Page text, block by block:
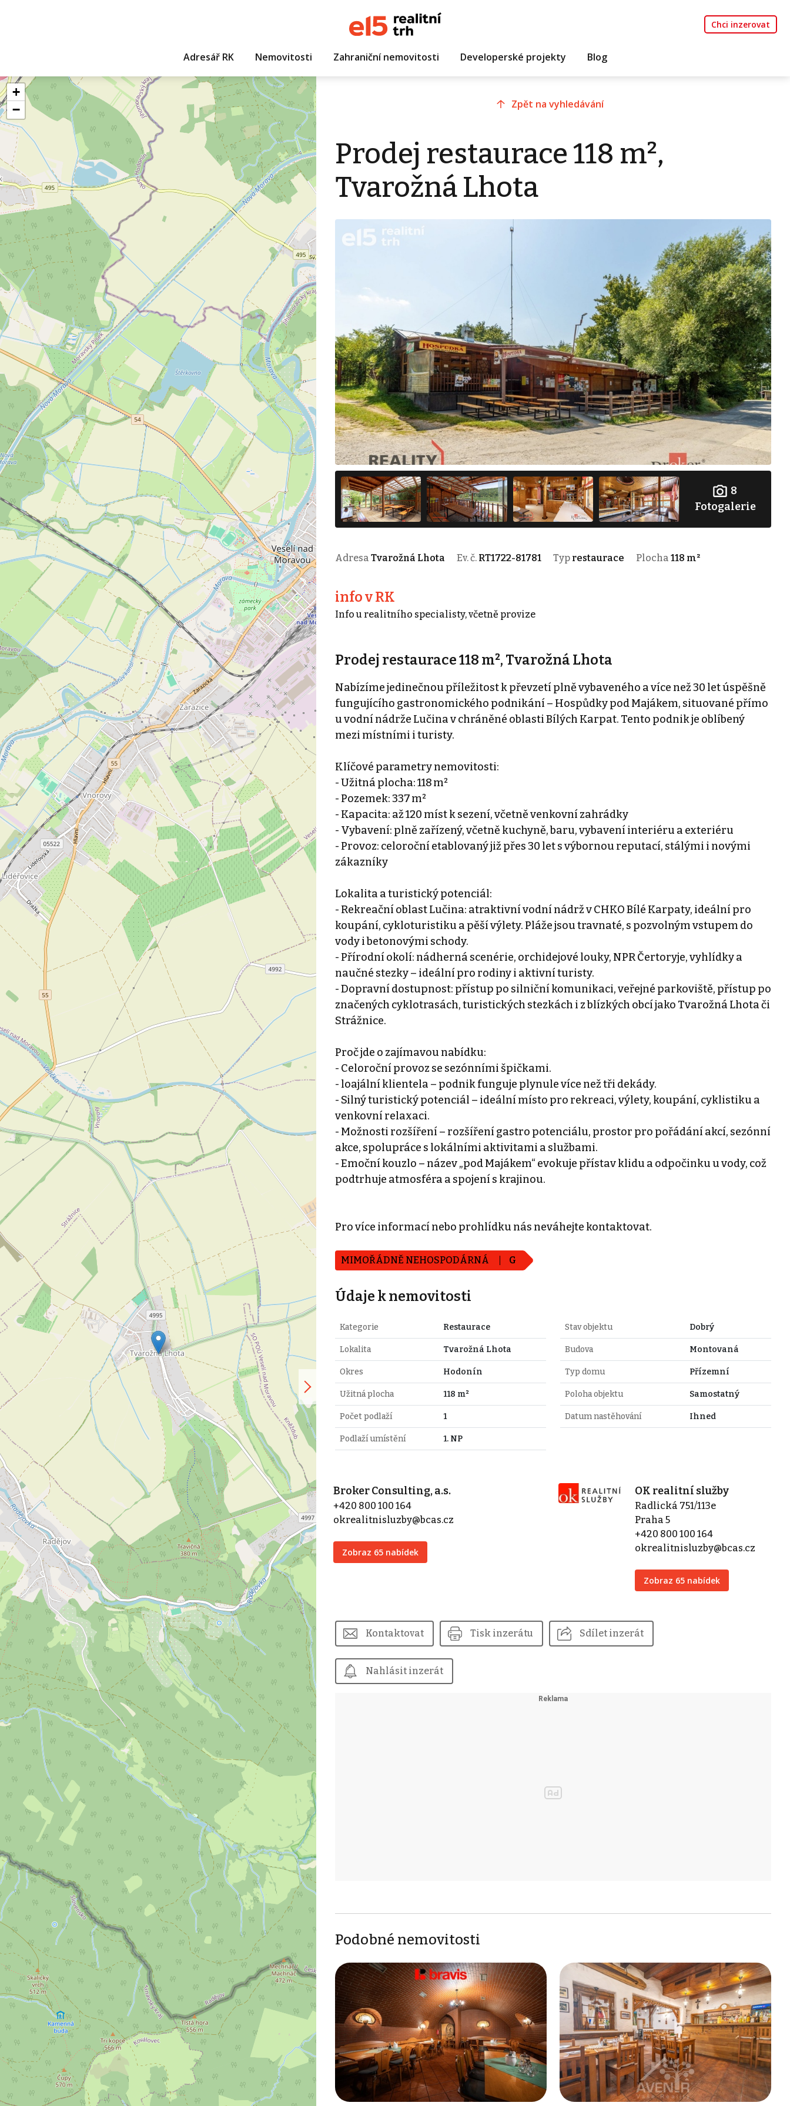
Chci inzerovat
Adresář RK Nemovitosti Zahraniční nemovitosti Developerské projekty Blog
+
−
Zpět na vyhledávání
Prodej restaurace 118 m²,
Tvarožná Lhota
8
Fotogalerie
Adresa Tvarožná Lhota Ev. č. RT1722-81781 Typ restaurace Plocha 118 m²
info v RK
Info u realitního specialisty, včetně provize
Prodej restaurace 118 m², Tvarožná Lhota
Nabízíme jedinečnou příležitost k převzetí plně vybaveného a více než 30 let úspěšně
fungujícího gastronomického podnikání – Hospůdky pod Majákem, situované přímo
u vodní nádrže Lučina v chráněné oblasti Bílých Karpat. Tento podnik je oblíbený
mezi místními i turisty.
Klíčové parametry nemovitosti:
- Užitná plocha: 118 m²
- Pozemek: 337 m²
- Kapacita: až 120 míst k sezení, včetně venkovní zahrádky
- Vybavení: plně zařízený, včetně kuchyně, baru, vybavení interiéru a exteriéru
- Provoz: celoroční etablovaný již přes 30 let s výbornou reputací, stálými i novými
zákazníky
Lokalita a turistický potenciál:
- Rekreační oblast Lučina: atraktivní vodní nádrž v CHKO Bílé Karpaty, ideální pro
koupání, cykloturistiku a pěší výlety. Pláže jsou travnaté, s pozvolným vstupem do
vody i betonovými schody.
- Přírodní okolí: nádherná scenérie, orchidejové louky, NPR Čertoryje, vyhlídky a
naučné stezky – ideální pro rodiny i aktivní turisty.
- Dopravní dostupnost: přístup po silniční komunikaci, veřejné parkoviště, přístup po
značených cyklotrasách, turistických stezkách i z blízkých obcí jako Tvarožná Lhota či
Strážnice.
Proč jde o zajímavou nabídku:
- Celoroční provoz se sezónními špičkami.
- loajální klientela – podnik funguje plynule více než tři dekády.
- Silný turistický potenciál – ideální místo pro rekreaci, výlety, koupání, cyklistiku a
venkovní relaxaci.
- Možnosti rozšíření – rozšíření gastro potenciálu, prostor pro pořádání akcí, sezónní
akce, spolupráce s lokálními aktivitami a službami.
- Emoční kouzlo – název „pod Majákem“ evokuje přístav klidu a odpočinku u vody, což
podtrhuje atmosféra a spojení s krajinou.
Pro více informací nebo prohlídku nás neváhejte kontaktovat.
MIMOŘÁDNĚ NEHOSPODÁRNÁ G
Údaje k nemovitosti
Kategorie Restaurace
Lokalita Tvarožná Lhota
Okres Hodonín
Užitná plocha 118 m²
Počet podlaží 1
Podlaží umístění 1. NP
Stav objektu Dobrý
Budova Montovaná
Typ domu Přízemní
Poloha objektu Samostatný
Datum nastěhování Ihned
Broker Consulting, a.s.
+420 800 100 164
okrealitnisluzby@bcas.cz
Zobraz 65 nabídek
OK realitní služby
Radlická 751/113e
Praha 5
+420 800 100 164
okrealitnisluzby@bcas.cz
Zobraz 65 nabídek
Kontaktovat Tisk inzerátu Sdílet inzerát
Nahlásit inzerát
Podobné nemovitosti